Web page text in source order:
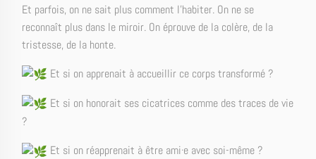
Et parfois, on ne sait plus comment l’habiter. On ne se
reconnaît plus dans le miroir. On éprouve de la colère, de la
tristesse, de la honte.
Et si on apprenait à accueillir ce corps transformé ?
Et si on honorait ses cicatrices comme des traces de vie
?
Et si on réapprenait à être ami·e avec soi-même ?